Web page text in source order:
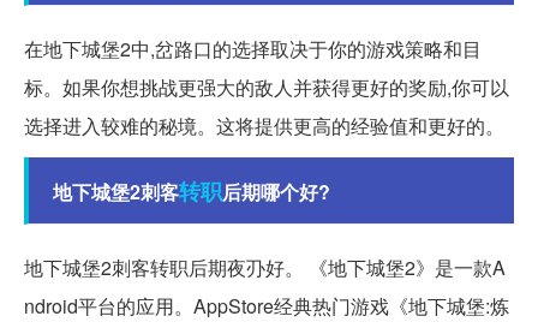
在地下城堡2中,岔路口的选择取决于你的游戏策略和目
标。如果你想挑战更强大的敌人并获得更好的奖励,你可以
选择进入较难的秘境。这将提供更高的经验值和更好的。
地下城堡2刺客转职后期哪个好?
地下城堡2刺客转职后期夜刅好。 《地下城堡2》是一款A
ndroid平台的应用。AppStore经典热门游戏《地下城堡:炼